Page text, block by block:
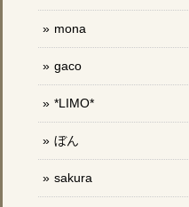
mona
gaco
*LIMO*
ぼん
sakura